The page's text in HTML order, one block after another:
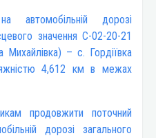
автомобільній дорозі
значення С-02-20-21
Михайлівка) – c. Гордіївка
4,612 км в межах
продовжити поточний
дорозі загального